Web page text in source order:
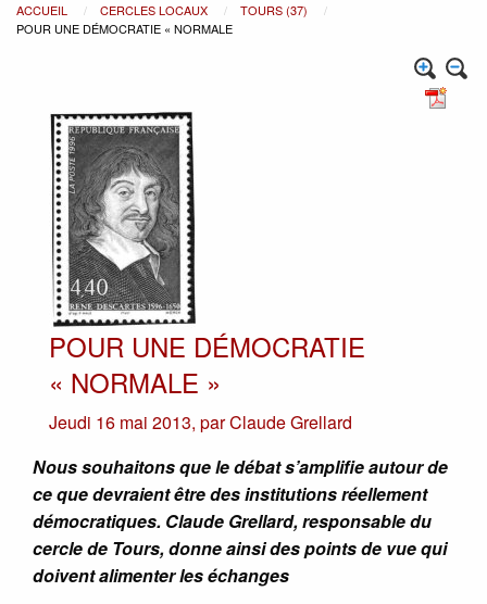
ACCUEIL CERCLES LOCAUX
TOURS (37)
POUR UNE DÉMOCRATIE « NORMALE
POUR UNE DÉMOCRATIE
« NORMALE »
Jeudi 16 mai 2013, parClaude Grellard
Nous souhaitons que le débat s’amplifie autour de
ce que devraient être des institutions réellement
démocratiques. Claude Grellard, responsable du
cercle de Tours, donne ainsi des points de vue qui
doivent alimenter les échanges